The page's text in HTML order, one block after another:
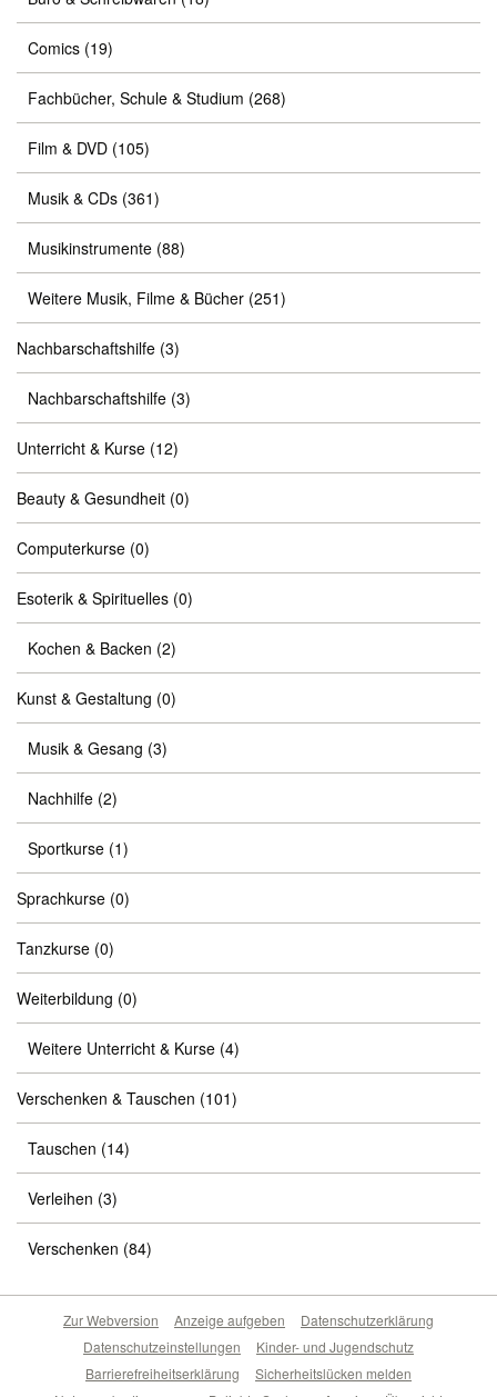
Comics (19)
Fachbücher, Schule & Studium (268)
Film & DVD (105)
Musik & CDs (361)
Musikinstrumente (88)
Weitere Musik, Filme & Bücher (251)
Nachbarschaftshilfe (3)
Nachbarschaftshilfe (3)
Unterricht & Kurse (12)
Beauty & Gesundheit (0)
Computerkurse (0)
Esoterik & Spirituelles (0)
Kochen & Backen (2)
Kunst & Gestaltung (0)
Musik & Gesang (3)
Nachhilfe (2)
Sportkurse (1)
Sprachkurse (0)
Tanzkurse (0)
Weiterbildung (0)
Weitere Unterricht & Kurse (4)
Verschenken & Tauschen (101)
Tauschen (14)
Verleihen (3)
Verschenken (84)
Zur Webversion Anzeige aufgeben
Datenschutzerklärung
Datenschutzeinstellungen
Kinder- und Jugendschutz
Barrierefreiheitserklärung
Sicherheitslücken melden